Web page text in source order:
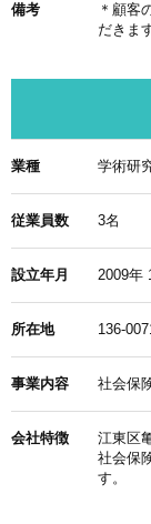
備考
＊顧客
だきま
業種 学術研
従業員数 3名
設立年月 2009年
所在地 136-
事業内容 社会保
会社特徴
江東区
社会保
す。